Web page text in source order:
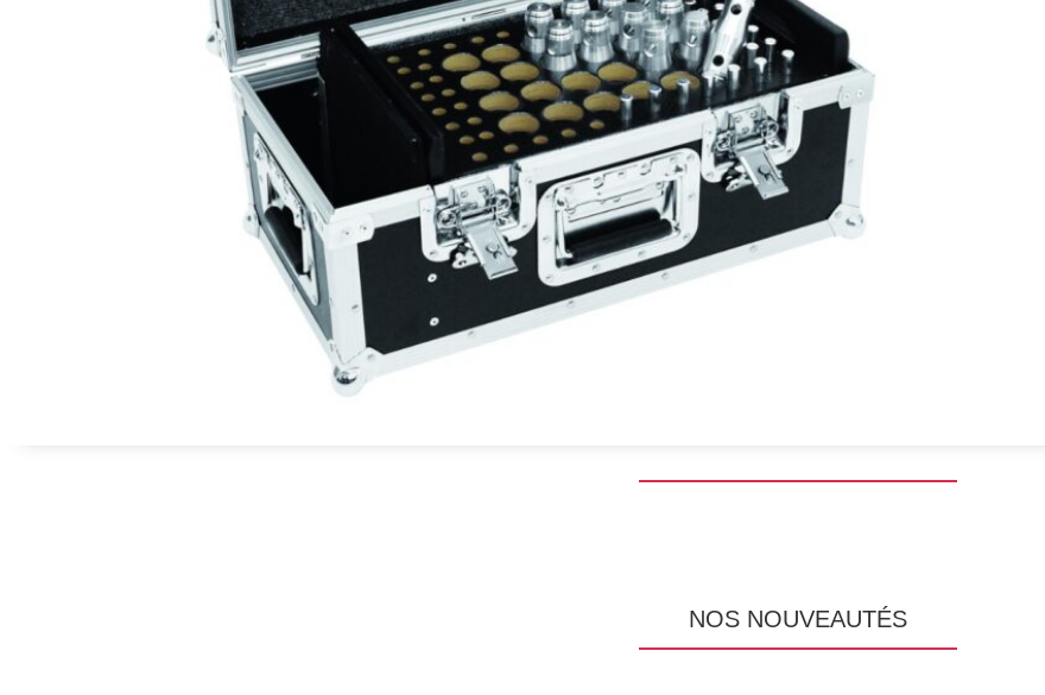
NOS NOUVEAUTÉS